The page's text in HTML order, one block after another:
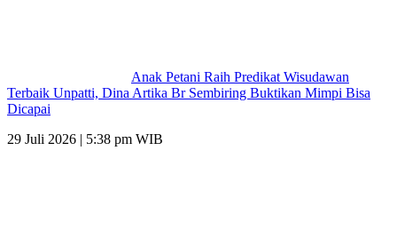
Anak Petani Raih Predikat Wisudawan
Terbaik Unpatti, Dina Artika Br Sembiring Buktikan Mimpi Bisa
Dicapai
29 Juli 2026 | 5:38 pm WIB